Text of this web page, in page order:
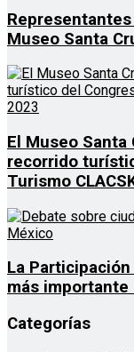
Museo Santa
El Museo Santa
recorrido
Turismo
La
más importante
Categorías